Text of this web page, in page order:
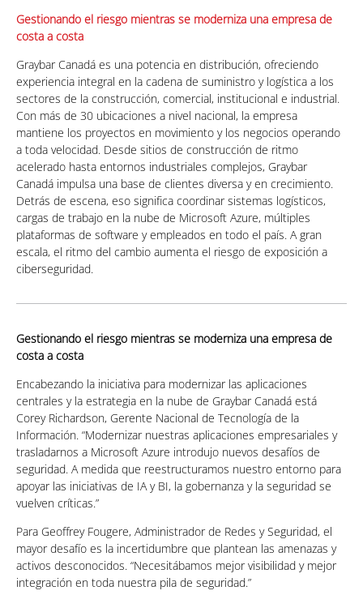
Gestionando el riesgo mientras se moderniza una empresa de
costa a costa
Graybar Canadá es una potencia en distribución, ofreciendo
experiencia integral en la cadena de suministro y logística a los
sectores de la construcción, comercial, institucional e industrial.
Con más de 30 ubicaciones a nivel nacional, la empresa
mantiene los proyectos en movimiento y los negocios operando
a toda velocidad. Desde sitios de construcción de ritmo
acelerado hasta entornos industriales complejos, Graybar
Canadá impulsa una base de clientes diversa y en crecimiento.
Detrás de escena, eso significa coordinar sistemas logísticos,
cargas de trabajo en la nube de Microsoft Azure, múltiples
plataformas de software y empleados en todo el país. A gran
escala, el ritmo del cambio aumenta el riesgo de exposición a
ciberseguridad.
Gestionando el riesgo mientras se moderniza una empresa de
costa a costa
Encabezando la iniciativa para modernizar las aplicaciones
centrales y la estrategia en la nube de Graybar Canadá está
Corey Richardson, Gerente Nacional de Tecnología de la
Información. “Modernizar nuestras aplicaciones empresariales y
trasladarnos a Microsoft Azure introdujo nuevos desafíos de
seguridad. A medida que reestructuramos nuestro entorno para
apoyar las iniciativas de IA y BI, la gobernanza y la seguridad se
vuelven críticas.”
Para Geoffrey Fougere, Administrador de Redes y Seguridad, el
mayor desafío es la incertidumbre que plantean las amenazas y
activos desconocidos. “Necesitábamos mejor visibilidad y mejor
integración en toda nuestra pila de seguridad.”